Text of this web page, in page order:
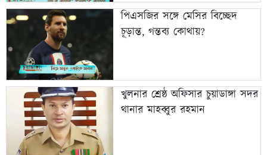
পিএসজির সঙ্গে মেসির বিচ্ছেদ
চূড়ান্ত, গন্তব্য কোথায়?
খুলনার শ্রেষ্ঠ অফিসার চুয়াডাঙ্গা সদর
থানার মাহব্বুর রহমান